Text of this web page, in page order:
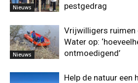
Nieuws
pestgedrag
Nieuws
Vrijwilligers ruimen
Water op:
ontmoedigend’
Help de natuur een